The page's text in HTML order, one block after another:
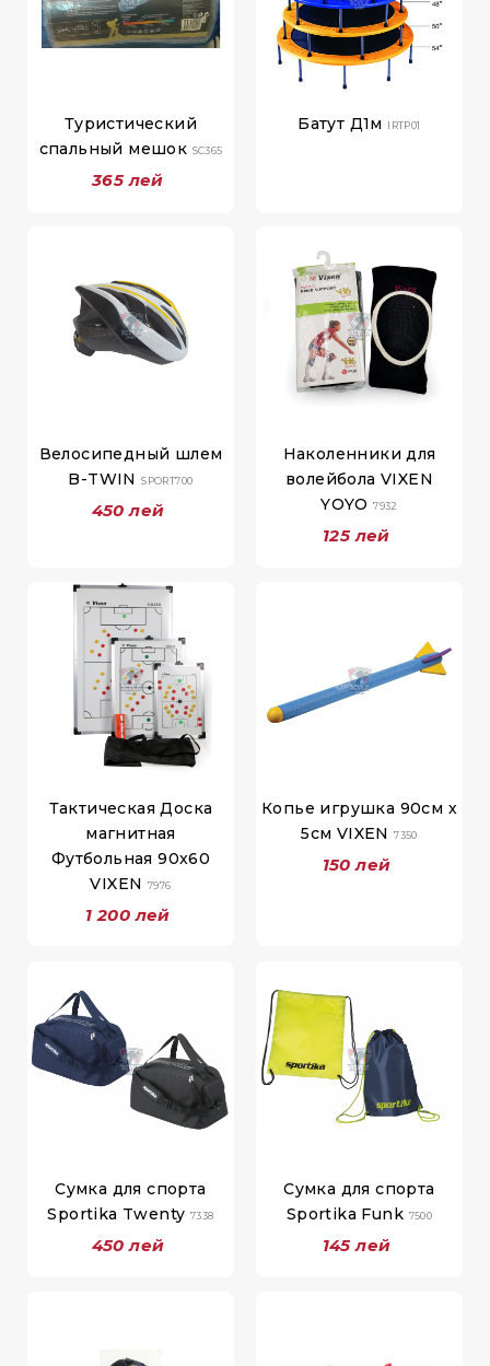
Туристический
спальный мешок SC365
365 лей
Батут Д1м IRTP01
Велосипедный шлем
B-TWINSPORT700
450 лей
Наколенники для
волейбола VIXEN
YOYO7932
125 лей
Тактическая Доска
магнитная
Футбольная 90x60
VIXEN
7976
1 200 лей
Копье игрушка 90см х
5см VIXEN7350
150 лей
Сумка для спорта
Sportika Twenty 7338
450 лей
Сумка для спорта
Sportika Funk 7500
145 лей